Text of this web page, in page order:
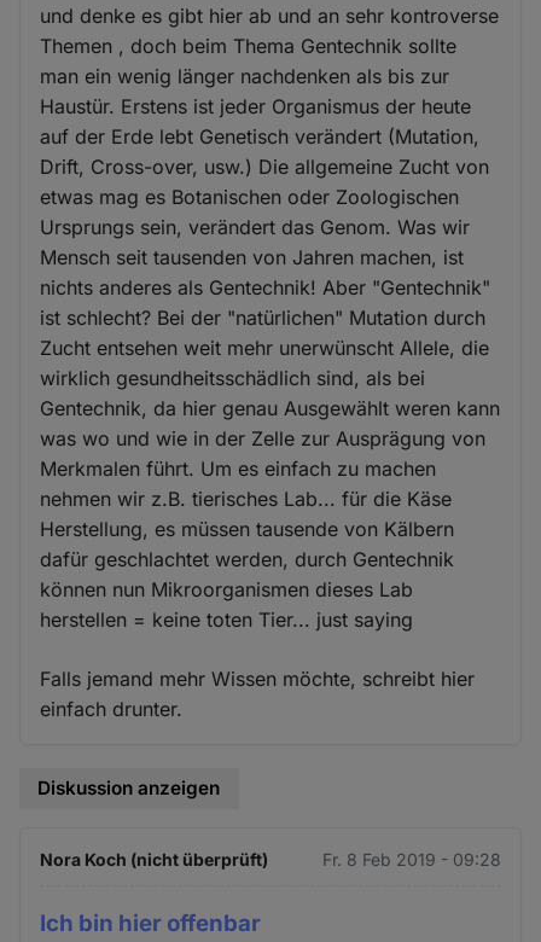
und denke es gibt hier ab und an sehr kontroverse
Themen , doch beim Thema Gentechnik sollte
man ein wenig länger nachdenken als bis zur
Haustür. Erstens ist jeder Organismus der heute
auf der Erde lebt Genetisch verändert (Mutation,
Drift, Cross-over, usw.) Die allgemeine Zucht von
etwas mag es Botanischen oder Zoologischen
Ursprungs sein, verändert das Genom. Was wir
Mensch seit tausenden von Jahren machen, ist
nichts anderes als Gentechnik! Aber "Gentechnik"
ist schlecht? Bei der "natürlichen" Mutation durch
Zucht entsehen weit mehr unerwünscht Allele, die
wirklich gesundheitsschädlich sind, als bei
Gentechnik, da hier genau Ausgewählt weren kann
was wo und wie in der Zelle zur Ausprägung von
Merkmalen führt. Um es einfach zu machen
nehmen wir z.B. tierisches Lab... für die Käse
Herstellung, es müssen tausende von Kälbern
dafür geschlachtet werden, durch Gentechnik
können nun Mikroorganismen dieses Lab
herstellen = keine toten Tier... just saying
Falls jemand mehr Wissen möchte, schreibt hier
einfach drunter.
Diskussion anzeigen
Nora Koch (nicht überprüft) Fr. 8 Feb 2019 - 09:28
Ich bin hier offenbar